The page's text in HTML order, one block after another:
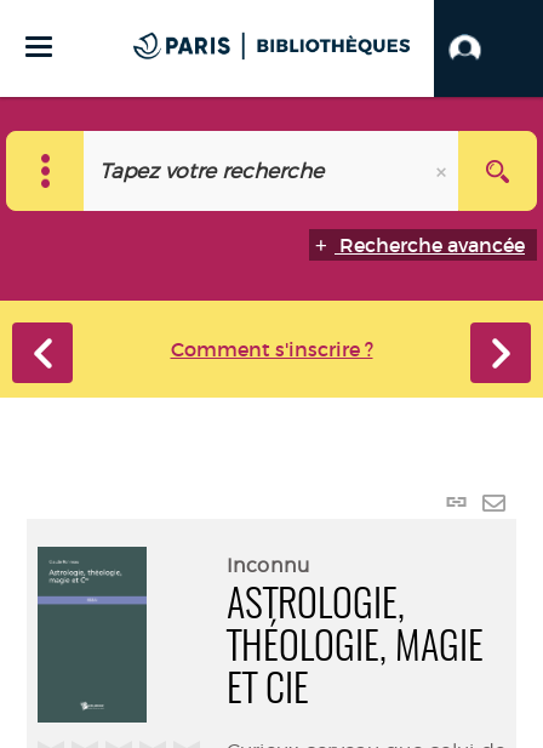
Recherche avancée
Comment s'inscrire ?
Lien
Inconnu
ASTROLOGIE,
THÉOLOGIE, MAGIE
ET CIE